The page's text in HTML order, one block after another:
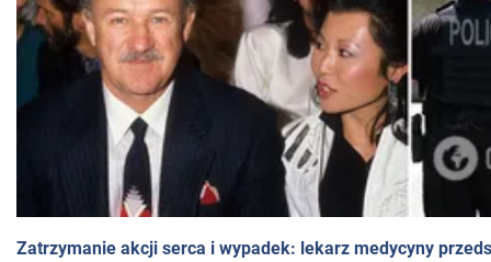
Zatrzymanie akcji serca i wypadek: lekarz medycyny